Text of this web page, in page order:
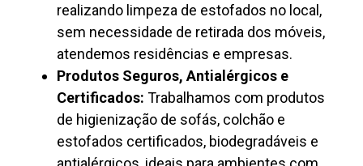
realizando limpeza de estofados no local,
sem necessidade de retirada dos móveis,
atendemos residências e empresas.
Produtos Seguros, Antialérgicos e
Certificados: Trabalhamos com produtos
de higienização de sofás, colchão e
estofados certificados, biodegradáveis e